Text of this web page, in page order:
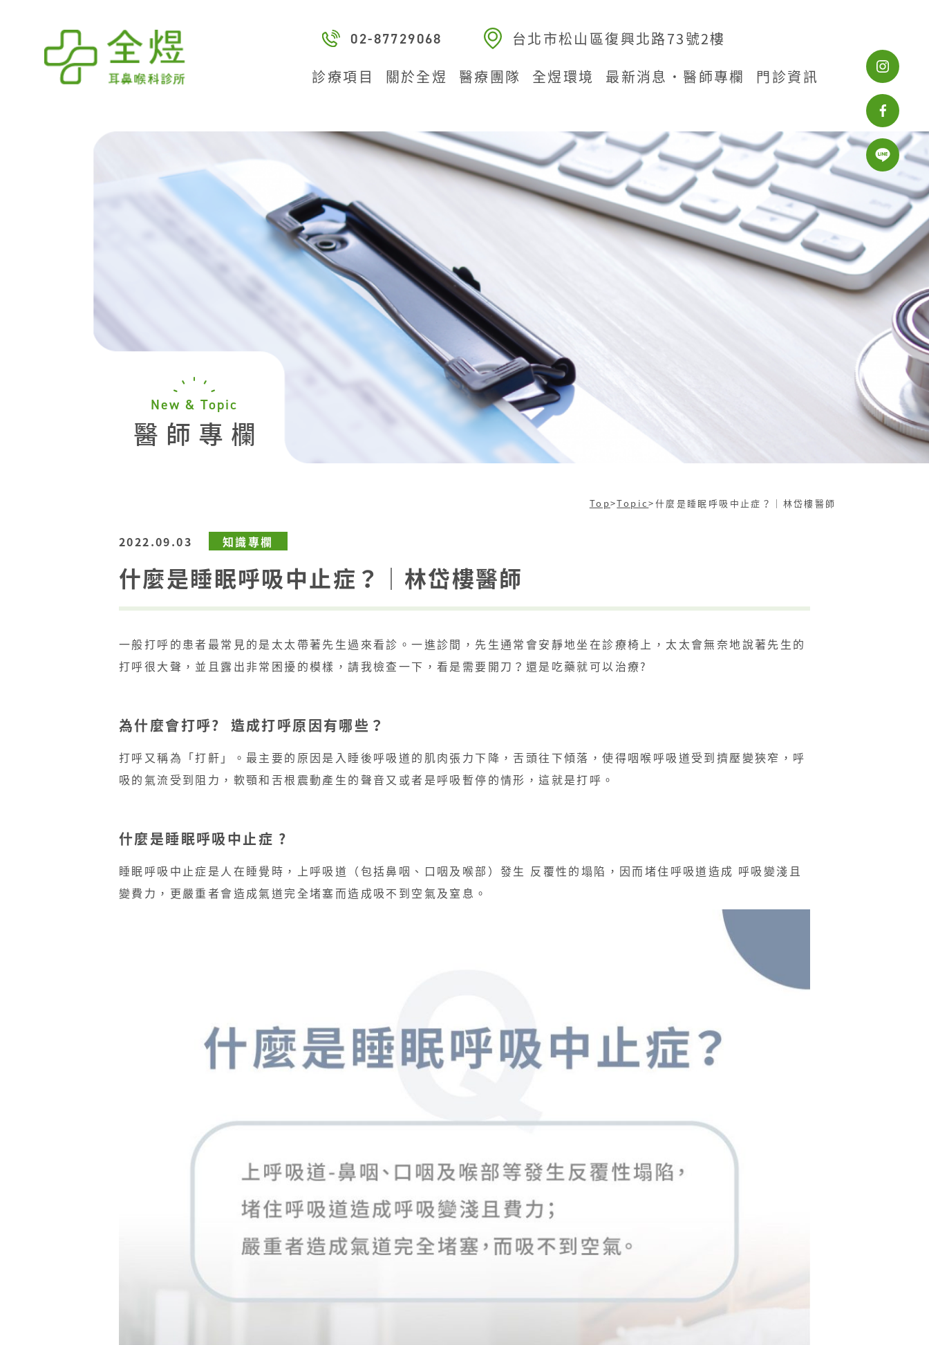
02-87729068
台北市松山區復興北路73號2樓
診療項目
關於全煜 醫療團隊 全煜環境 最新消息˙醫師專欄 門診資訊
New & Topic
醫師專欄
Top>Topic>什麼是睡眠呼吸中止症？｜林岱樓醫師
2022.09.03 知識專欄
什麼是睡眠呼吸中止症？｜林岱樓醫師
一般打呼的患者最常見的是太太帶著先生過來看診。一進診間，先生通常會安靜地坐在診療椅上，太太會無奈地說著先生的
打呼很大聲，並且露出非常困擾的模樣，請我檢查一下，看是需要開刀？還是吃藥就可以治療?​
為什麼會打呼? ​ 造成打呼原因有哪些？
打呼又稱為「打鼾」。最主要的原因是入睡後呼吸道的肌肉張力下降，舌頭往下傾落，使得咽喉呼吸道受到擠壓變狹窄，呼
吸的氣流受到阻力，軟顎和舌根震動產生的聲音又或者是呼吸暫停的情形，這就是打呼。​
什麼是睡眠呼吸中止症 ?
睡眠呼吸中止症是人在睡覺時，上呼吸道（包括鼻咽、口咽及喉部）發生 反覆性的塌陷，因而堵住呼吸道造成 呼吸變淺且
變費力，更嚴重者會造成氣道完全堵塞而造成吸不到空氣及窒息。​